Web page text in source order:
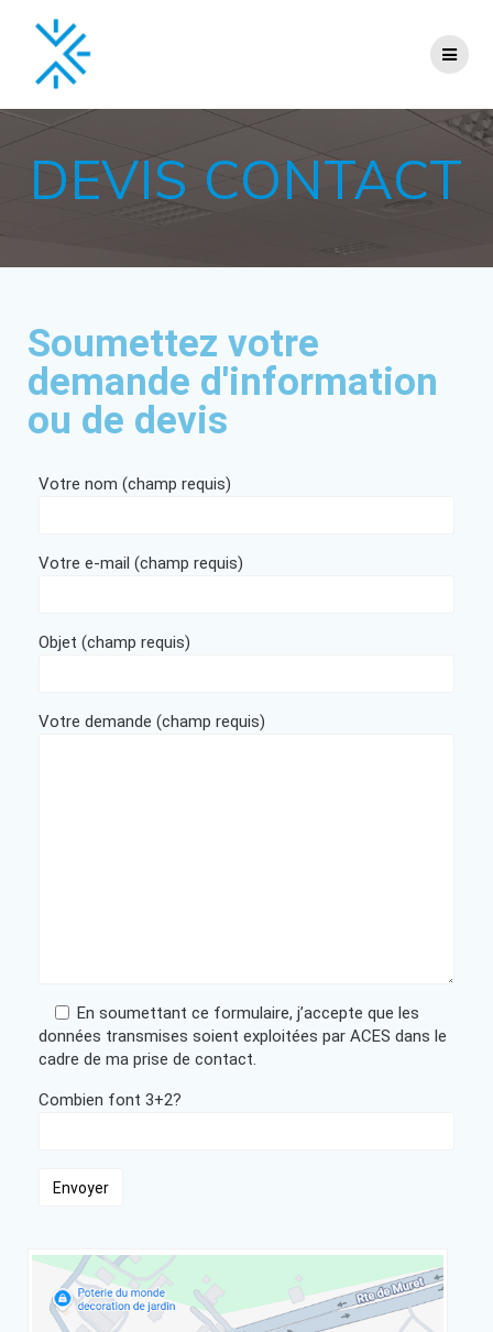
DEVIS CONTACT
Soumettez votre
demande d'information
ou de devis
Votre nom (champ requis)
Votre e-mail (champ requis)
Objet (champ requis)
Votre demande (champ requis)
En soumettant ce formulaire, j’accepte que les
données transmises soient exploitées par ACES dans le
cadre de ma prise de contact.
Combien font 3+2?